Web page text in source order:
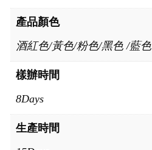
產品顏色
酒紅色/黃色/粉色/黑色 /藍色
樣辦時間
8Days
生產時間